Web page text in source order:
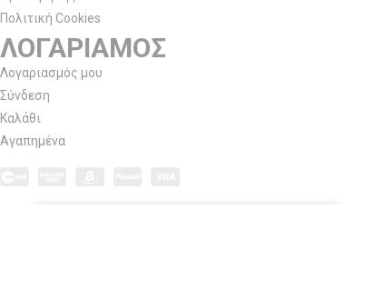
Πολιτική Cookies
ΛΟΓΑΡΙΑΜΟΣ
Λογαριασμός μου
Σύνδεση
Καλάθι
Αγαπημένα